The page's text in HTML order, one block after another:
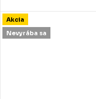
Akcia
Nevyrába sa